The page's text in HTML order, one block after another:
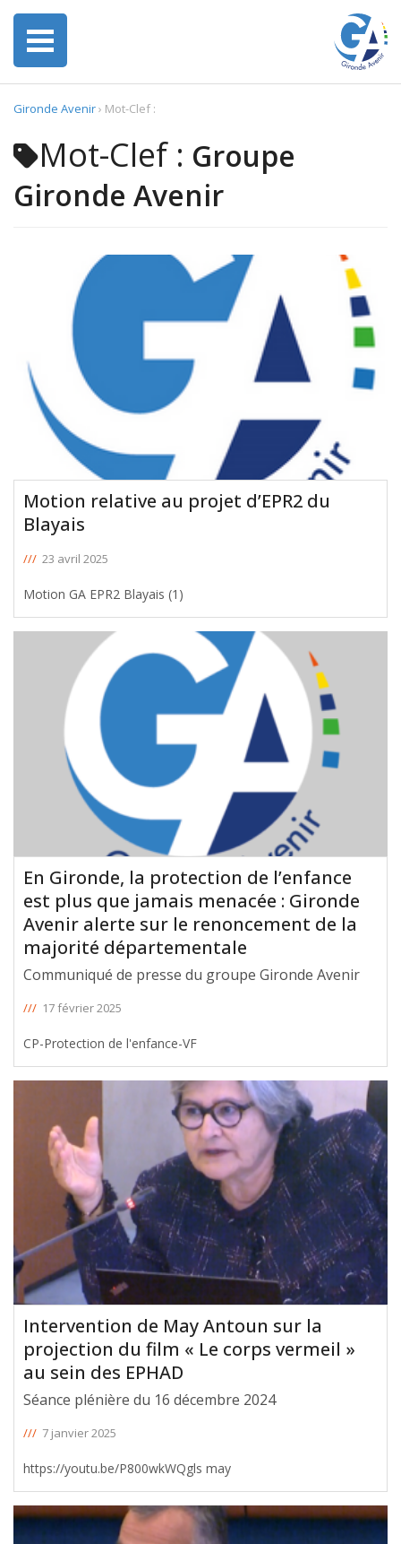
Gironde Avenir› Mot-Clef :
Mot-Clef : Groupe
Gironde Avenir
Motion relative au projet d’EPR2 du
Blayais
/// 23 avril 2025
Motion GA EPR2 Blayais (1)
En Gironde, la protection de l’enfance
est plus que jamais menacée : Gironde
Avenir alerte sur le renoncement de la
majorité départementale
Communiqué de presse du groupe Gironde Avenir
/// 17 février 2025
CP-Protection de l'enfance-VF
Intervention de May Antoun sur la
projection du film « Le corps vermeil »
au sein des EPHAD
Séance plénière du 16 décembre 2024
/// 7 janvier 2025
https://youtu.be/P800wkWQgls may